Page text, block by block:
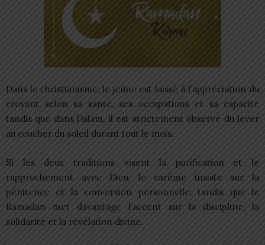
Dans le christianisme, le jeûne est laissé à l’appréciation du
croyant selon sa santé, ses occupations et sa capacité
tandis que dans l’islam, il est strictement observé du lever
au coucher du soleil durant tout le mois.
Si les deux traditions visent la purification et le
rapprochement avec Dieu, le carême insiste sur la
pénitence et la conversion personnelle, tandis que le
Ramadan met davantage l’accent sur la discipline, la
solidarité et la révélation divine.